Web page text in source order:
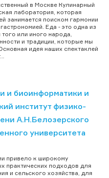
в Москве Кулинарный
лаборатория, которая
занимается поиском гармонии
Еда - это одна из
или иного народа,
и традиции, которые мы
идея наших спектаклей
и биоинформатики и
институт физико-
А.Н.Белозерского
университета
привело к широкому
практических подходов для
и сельского хозяйства, для